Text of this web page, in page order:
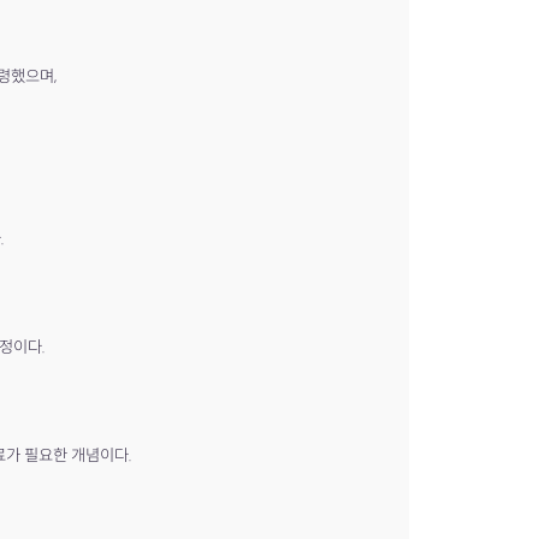
했으며,
이다.
가 필요한 개념이다.